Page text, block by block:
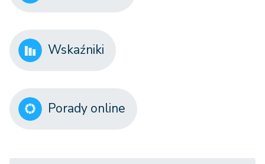
Wskaźniki
Porady online